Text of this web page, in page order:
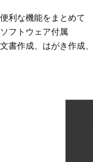
便利な機能をまとめて
ソフトウェア付属
文書作成、はがき作成